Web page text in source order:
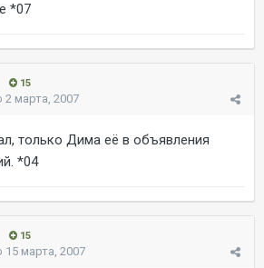
*07
15
2 марта, 2007
только Дима её в объявления
*04
15
15 марта, 2007